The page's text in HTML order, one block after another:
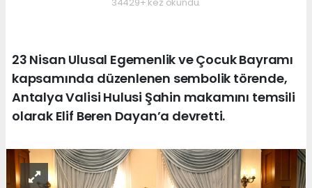
23 Nisan Ulusal Egemenlik ve Çocuk Bayramı
kapsamında düzenlenen sembolik törende,
Antalya Valisi Hulusi Şahin makamını temsili
olarak Elif Beren Dayan’a devretti.